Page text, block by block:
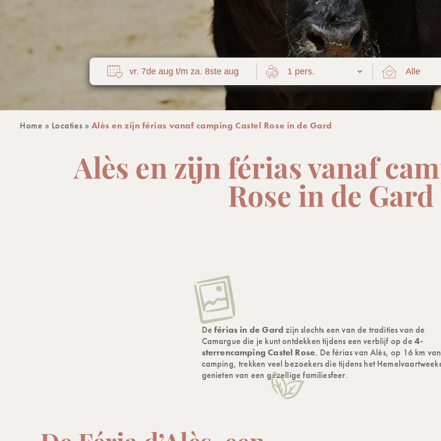
Home » Locaties » Alès en zijn férias vanaf camping Castel Rose in de Gard
Alès en zijn férias vanaf
Rose in de Gard
De férias in de Gard zijn slechts een van de tradities van de
Camargue die je kunt ontdekken tijdens een verblijf op de 4-
sterrencamping Castel Rose. De férias van Alès, op 16 km
camping, trekken veel bezoekers die tijdens het
genieten van een gezellige familiesfeer.